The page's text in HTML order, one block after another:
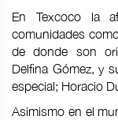
En Texcoco la
comunidades
de donde son
Delfina Gómez, y
especial; Horacio
Asimismo en el